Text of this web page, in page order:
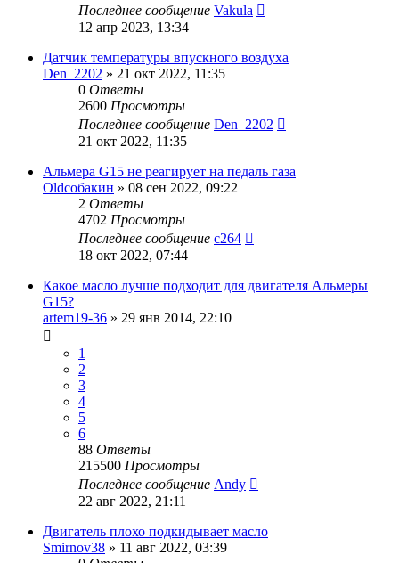
Последнее сообщение Vakula
12 апр 2023, 13:34
Датчик температуры впускного воздуха
Den_2202 » 21 окт 2022, 11:35
0 Ответы
2600 Просмотры
Последнее сообщение Den_2202
21 окт 2022, 11:35
Альмера G15 не реагирует на педаль газа
Oldсобакин » 08 сен 2022, 09:22
2 Ответы
4702 Просмотры
Последнее сообщение c264
18 окт 2022, 07:44
Какое масло лучше подходит для двигателя Альмеры
G15?
artem19-36 » 29 янв 2014, 22:10
1
2
3
4
5
6
88 Ответы
215500 Просмотры
Последнее сообщение Andy
22 авг 2022, 21:11
Двигатель плохо подкидывает масло
Smirnov38 » 11 авг 2022, 03:39